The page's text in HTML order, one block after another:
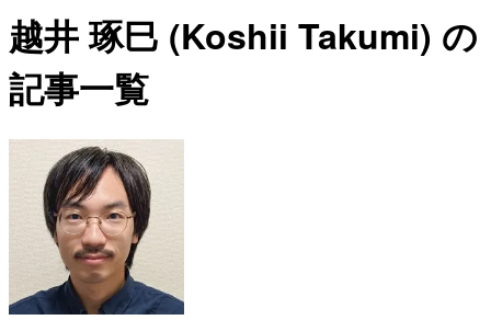
越井 琢巳 (Koshii Takumi) の
記事一覧